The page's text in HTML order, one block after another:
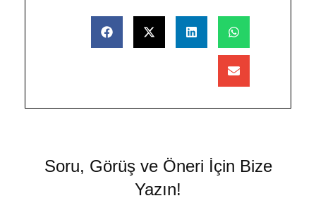
Soru, Görüş ve Öneri İçin Bize
Yazın!